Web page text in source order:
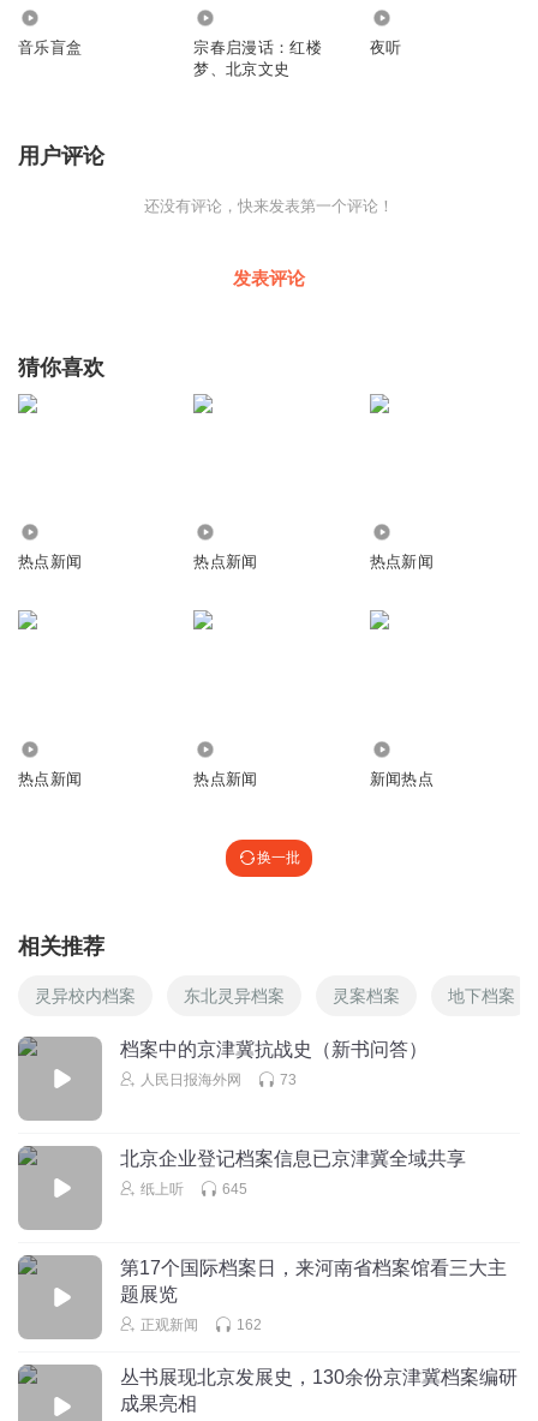
音乐盲盒
宗春启漫话：红楼
梦、北京文史
夜听
用户评论
还没有评论，快来发表第一个评论！
发表评论
猜你喜欢
热点新闻 热点新闻 热点新闻
热点新闻 热点新闻 新闻热点
换一批
相关推荐
灵异校内档案 东北灵异档案 灵案档案 地下档案
档案中的京津冀抗战史（新书问答）
人民日报海外网 73
北京企业登记档案信息已京津冀全域共享
纸上听 645
第17个国际档案日，来河南省档案馆看三大主
题展览
正观新闻 162
丛书展现北京发展史，130余份京津冀档案编研
成果亮相